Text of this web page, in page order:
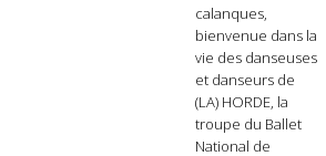
calanques,
bienvenue dans la
vie des danseuses
et danseurs de
(LA) HORDE, la
troupe du Ballet
National de